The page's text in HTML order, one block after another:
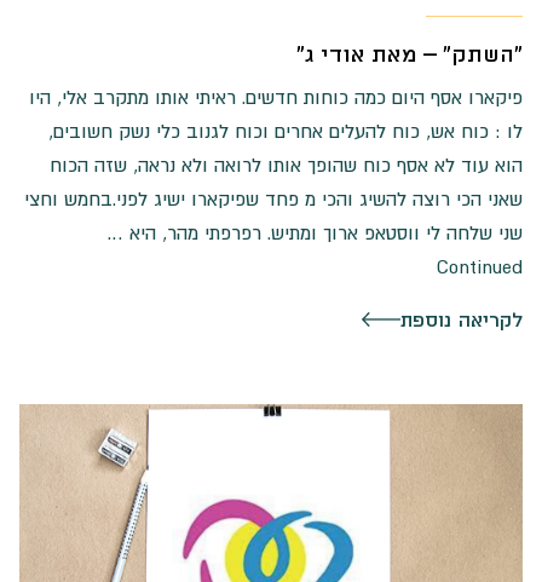
"השתק" – מאת אודי ג"
פיקארו אסף היום כמה כוחות חדשים. ראיתי אותו מתקרב אלי, היו
לו : כוח אש, כוח להעלים אחרים וכוח לגנוב כלי נשק חשובים,
הוא עוד לא אסף כוח שהופך אותו לרואה ולא נראה, שזה הכוח
שאני הכי רוצה להשיג והכי מ פחד שפיקארו ישיג לפני.בחמש וחצי
שני שלחה לי ווסטאפ ארוך ומתיש. רפרפתי מהר, היא …
Continued
לקריאה נוספת